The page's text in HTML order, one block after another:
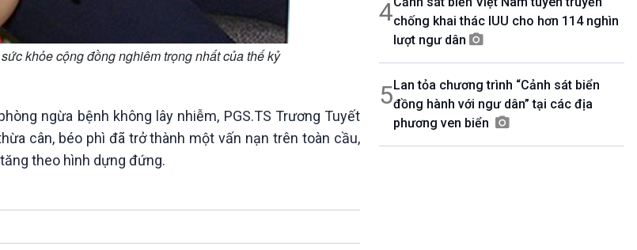
khỏe cộng đồng nghiêm trọng nhất của thế kỷ
ngừa bệnh không lây nhiễm, PGS.TS Trương Tuyết
cân, béo phì đã trở thành một vấn nạn trên toàn cầu,
theo hình dựng đứng.
4chống khai thác IUU cho hơn 114 nghìn
lượt ngư dân
5Lan tỏa chương trình “Cảnh sát biển
đồng hành với ngư dân” tại các địa
phương ven biển